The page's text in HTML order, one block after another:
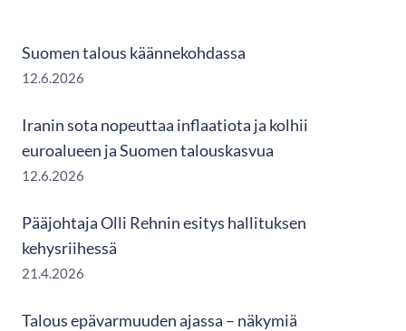
Suomen talous käännekohdassa
12.6.2026
Iranin sota nopeuttaa inflaatiota ja kolhii
euroalueen ja Suomen talouskasvua
12.6.2026
Pääjohtaja Olli Rehnin esitys hallituksen
kehysriihessä
21.4.2026
Talous epävarmuuden ajassa – näkymiä